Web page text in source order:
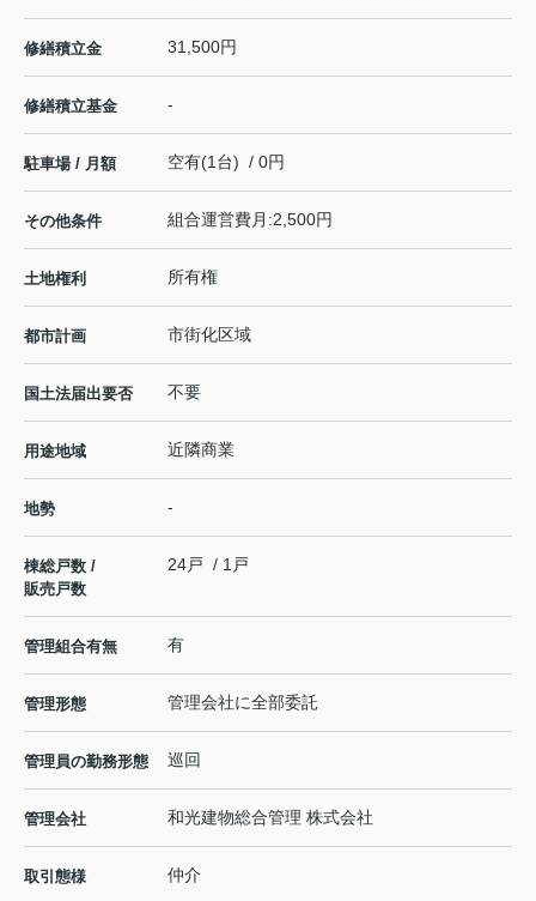
修繕積立金 31,500円
修繕積立基金 -
駐車場 / 月額 空有(1台) / 0円
その他条件 組合運営費月:2,500円
土地権利 所有権
都市計画 市街化区域
国土法届出要否 不要
用途地域 近隣商業
地勢 -
棟総戸数 /
販売戸数
24戸 / 1戸
管理組合有無 有
管理形態 管理会社に全部委託
管理員の勤務形態 巡回
管理会社 和光建物総合管理 株式会社
取引態様 仲介